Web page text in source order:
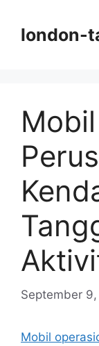
london-
September
Mobil